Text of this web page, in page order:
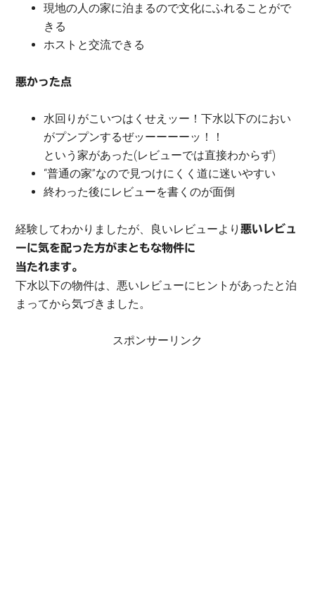
現地の人の家に泊まるので文化にふれることがで
きる
ホストと交流できる
悪かった点
水回りがこいつはくせえッー！下水以下のにおい
がプンプンするぜッーーーーッ！！
という家があった(レビューでは直接わからず)
“普通の家”なので見つけにくく道に迷いやすい
終わった後にレビューを書くのが面倒
経験してわかりましたが、良いレビューより悪いレビュ
ーに気を配った方がまともな物件に
当たれます。
下水以下の物件は、悪いレビューにヒントがあったと泊
まってから気づきました。
スポンサーリンク